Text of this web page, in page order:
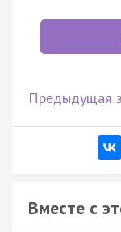
Предыдущая
Вместе с